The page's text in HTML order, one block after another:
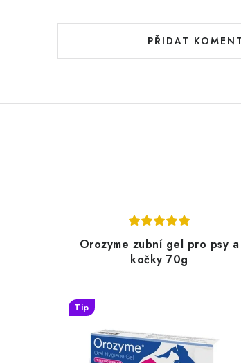
PŘIDAT
Orozyme zubní gel pro psy a
kočky 70g
Tip